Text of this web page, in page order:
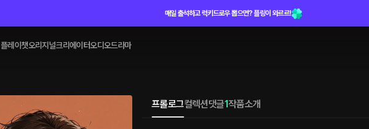
매일 출석하고 럭키드로우 뽑으면? 플링이 와르르!
플레이챗오리지널크리에이터오디오드라마
프롤로그컬렉션댓글1작품소개